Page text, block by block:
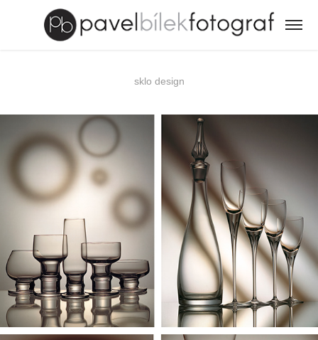
sklo design